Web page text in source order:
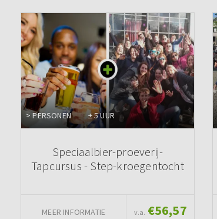
> PERSONEN ± 5 UUR
Speciaalbier-proeverij-
Tapcursus - Step-kroegentocht
MEER INFORMATIE v.a. €56,57